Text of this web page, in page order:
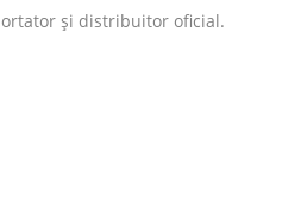
și distribuitor oficial.